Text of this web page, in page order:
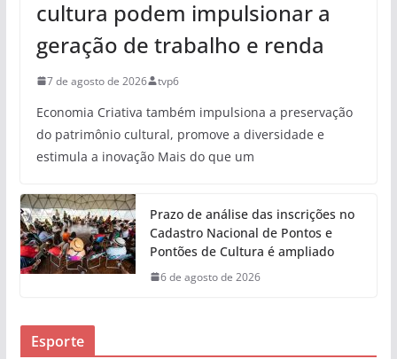
cultura podem impulsionar a
geração de trabalho e renda
7 de agosto de 2026 tvp6
Economia Criativa também impulsiona a preservação
do patrimônio cultural, promove a diversidade e
estimula a inovação Mais do que um
Prazo de análise das inscrições no
Cadastro Nacional de Pontos e
Pontões de Cultura é ampliado
6 de agosto de 2026
Esporte